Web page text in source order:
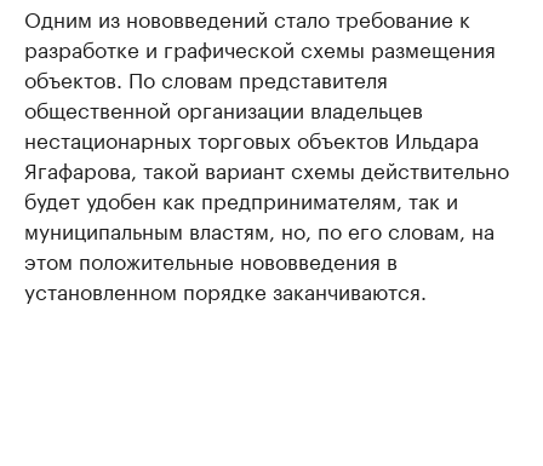
Одним из нововведений стало требование к
разработке и графической схемы размещения
объектов. По словам представителя
общественной организации владельцев
нестационарных торговых объектов Ильдара
Ягафарова, такой вариант схемы действительно
будет удобен как предпринимателям, так и
муниципальным властям, но, по его словам, на
этом положительные нововведения в
установленном порядке заканчиваются.